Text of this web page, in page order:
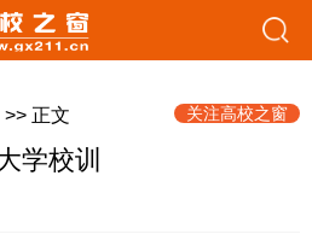
>> 正文 关注高校之窗
学校训